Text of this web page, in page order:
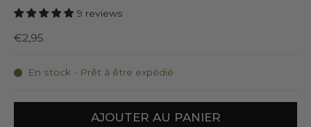
9 reviews
€2,95
En stock - Prêt à être expédié
AJOUTER AU PANIER